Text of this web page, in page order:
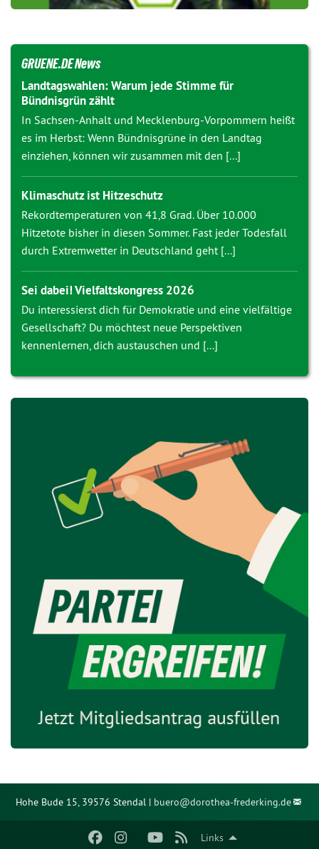
Links
GRUENE.DE News
Landtagswahlen: Warum jede Stimme für
Bündnisgrün zählt
In Sachsen-Anhalt und Mecklenburg-Vorpommern heißt
es im Herbst: Wenn Bündnisgrüne in den Landtag
einziehen, können wir zusammen mit den [...]
Klimaschutz ist Hitzeschutz
Rekordtemperaturen von 41,8 Grad. Über 10.000
Hitzetote bisher in diesen Sommer. Fast jeder Todesfall
durch Extremwetter in Deutschland geht [...]
Sei dabei! Vielfaltskongress 2026
Du interessierst dich für Demokratie und eine vielfältige
Gesellschaft? Du möchtest neue Perspektiven
kennenlernen, dich austauschen und [...]
Hohe Bude 15, 39576 Stendal | buero@dorothea-frederking.de